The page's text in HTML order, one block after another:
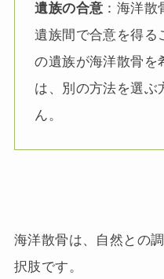
遺族の合意 ：海洋
遺族間で合意を得る
の遺族が海洋散骨を
は、別の方法を選ぶ
ん。
海洋散骨は、自然との
択肢です。